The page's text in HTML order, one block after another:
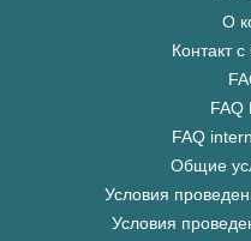
О
Контакт
FAQ
FAQ
Общие
Условия
Условия